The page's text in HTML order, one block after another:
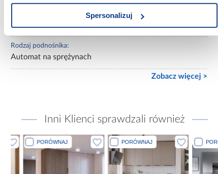
Spersonalizuj
140x200
Rodzaj podnośnika:
Automat na sprężynach
Zobacz więcej >
Inni Klienci sprawdzali również
PORÓWNAJ PORÓWNAJ